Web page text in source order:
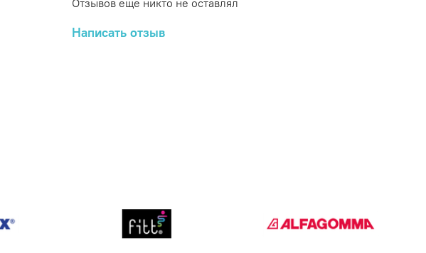
Отзывов еще никто не оставлял
Написать отзыв